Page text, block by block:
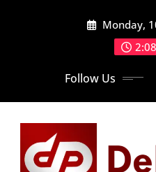
Monday,
Follow Us